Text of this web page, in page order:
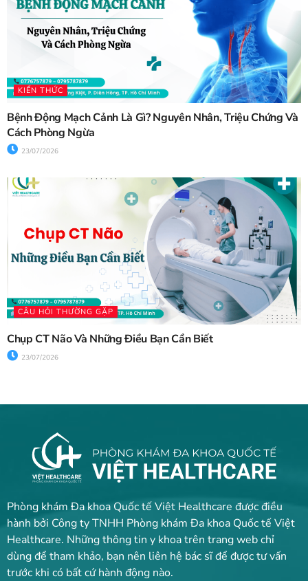
KIẾN THỨC
Bệnh Động Mạch Cảnh Là Gì? Nguyên Nhân, Triệu Chứng Và
Cách Phòng Ngừa
23/07/2026
CÂU HỎI THƯỜNG GẶP
Chụp CT Não Và Những Điều Bạn Cần Biết
23/07/2026
Phòng khám Đa khoa Quốc tế Việt Healthcare được điều
hành bởi Công ty TNHH Phòng khám Đa khoa Quốc tế Việt
Healthcare. Những thông tin y khoa trên trang web chỉ
dùng để tham khảo, bạn nên liên hệ bác sĩ để được tư vấn
trước khi có bất cứ hành động nào.